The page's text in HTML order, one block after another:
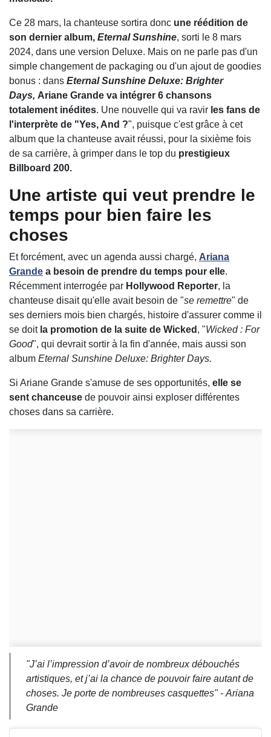
Ce 28 mars, la chanteuse sortira donc une réédition de
son dernier album, Eternal Sunshine, sorti le 8 mars
2024, dans une version Deluxe. Mais on ne parle pas d'un
simple changement de packaging ou d'un ajout de goodies
bonus : dans Eternal Sunshine Deluxe: Brighter
Days, Ariane Grande va intégrer 6 chansons
totalement inédites. Une nouvelle qui va ravir les fans de
l'interprète de "Yes, And ?", puisque c'est grâce à cet
album que la chanteuse avait réussi, pour la sixième fois
de sa carrière, à grimper dans le top du prestigieux
Billboard 200.
Une artiste qui veut prendre le
temps pour bien faire les
choses
Et forcément, avec un agenda aussi chargé, Ariana
Grande a besoin de prendre du temps pour elle.
Récemment interrogée par Hollywood Reporter, la
chanteuse disait qu'elle avait besoin de "se remettre" de
ses derniers mois bien chargés, histoire d'assurer comme il
se doit la promotion de la suite de Wicked , "Wicked : For
Good", qui devrait sortir à la fin d'année, mais aussi son
album Eternal Sunshine Deluxe: Brighter Days.
Si Ariane Grande s'amuse de ses opportunités, elle se
sent chanceuse de pouvoir ainsi exploser différentes
choses dans sa carrière.
"J’ai l’impression d’avoir de nombreux débouchés
artistiques, et j’ai la chance de pouvoir faire autant de
choses. Je porte de nombreuses casquettes" - Ariana
Grande